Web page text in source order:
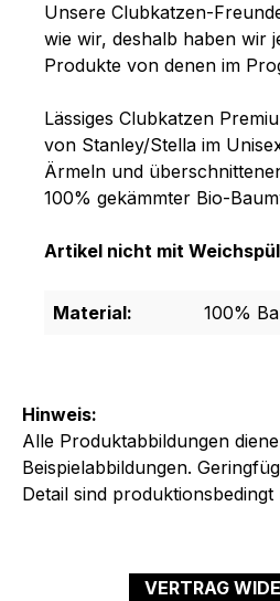
Hinweis:
Alle Produktabbildungen
Beispielabbildungen.
Detail sind produktionsbedingt
Unsere Clubkatzen-
wie wir, deshalb haben wir
Produkte von denen im
Lässiges Clubkatzen
von Stanley/Stella im
Ärmeln und
100% gekämmter Bio-
Artikel nicht mit
Material: 100%
VERTRAG